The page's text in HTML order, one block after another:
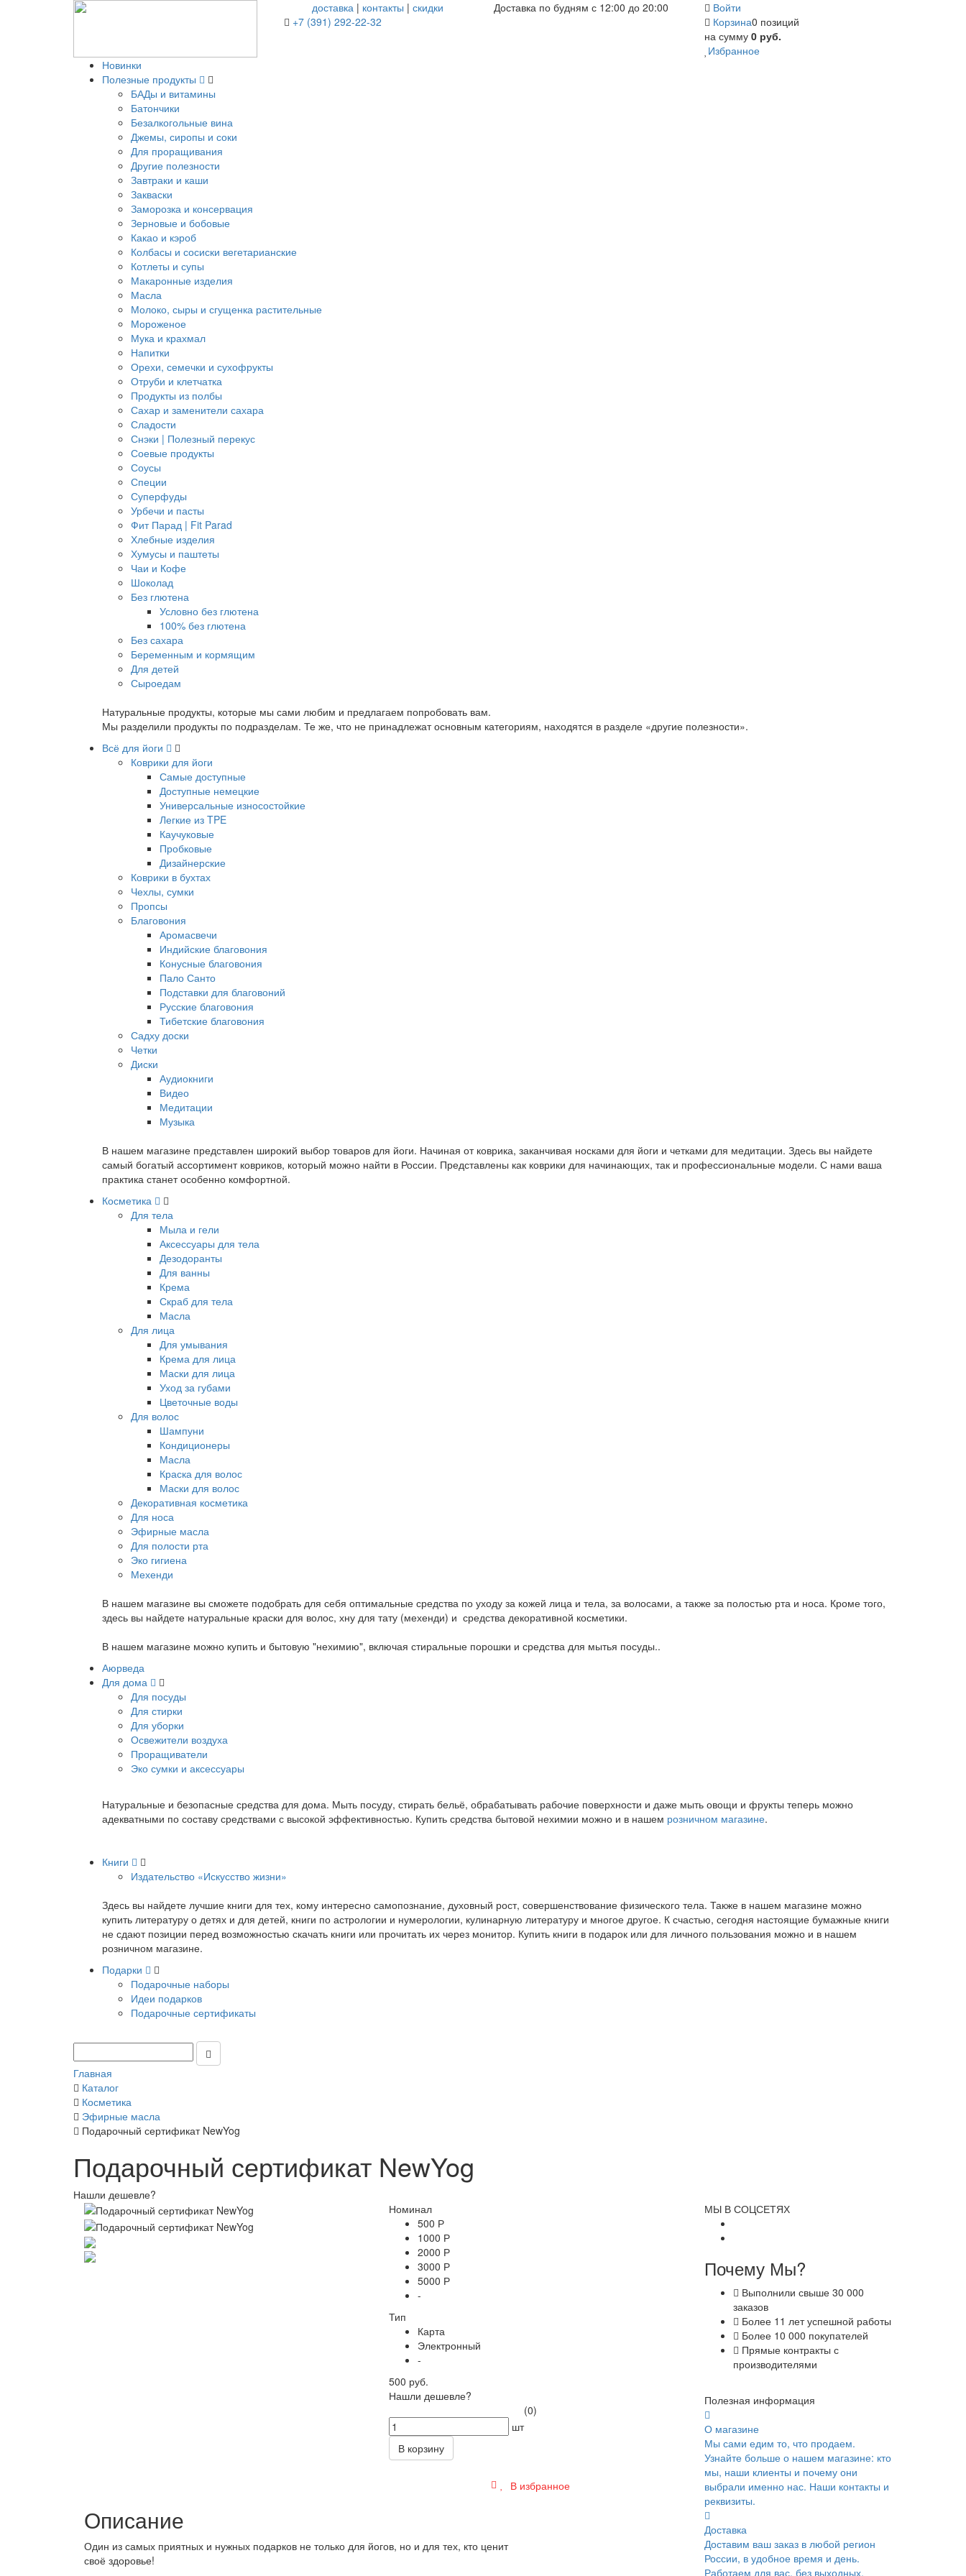
доставка | контакты |скидки
+7 (391) 292-22-32
Доставка по будням с 12:00 до 20:00
Войти
Корзина0 позиций
на сумму 0 руб.
Избранное
Новинки
Полезные продукты
БАДы и витамины
Батончики
Безалкогольные вина
Джемы, сиропы и соки
Для проращивания
Другие полезности
Завтраки и каши
Закваски
Заморозка и консервация
Зерновые и бобовые
Какао и кэроб
Колбасы и сосиски вегетарианские
Котлеты и супы
Макаронные изделия
Масла
Молоко, сыры и сгущенка растительные
Мороженое
Мука и крахмал
Напитки
Орехи, семечки и сухофрукты
Отруби и клетчатка
Продукты из полбы
Сахар и заменители сахара
Сладости
Снэки | Полезный перекус
Соевые продукты
Соусы
Специи
Суперфуды
Урбечи и пасты
Фит Парад | Fit Parad
Хлебные изделия
Хумусы и паштеты
Чаи и Кофе
Шоколад
Без глютена
Условно без глютена
100% без глютена
Без сахара
Беременным и кормящим
Для детей
Сыроедам
Натуральные продукты, которые мы сами любим и предлагаем попробовать вам.
Мы разделили продукты по подразделам. Те же, что не принадлежат основным категориям, находятся в разделе «другие полезности».
Всё для йоги
Коврики для йоги
Самые доступные
Доступные немецкие
Универсальные износостойкие
Легкие из TPE
Каучуковые
Пробковые
Дизайнерские
Коврики в бухтах
Чехлы, сумки
Пропсы
Благовония
Аромасвечи
Индийские благовония
Конусные благовония
Пало Санто
Подставки для благовоний
Русские благовония
Тибетские благовония
Садху доски
Четки
Диски
Аудиокниги
Видео
Медитации
Музыка
В нашем магазине представлен широкий выбор товаров для йоги. Начиная от коврика, заканчивая носками для йоги и четками для медитации. Здесь вы найдете
самый богатый ассортимент ковриков, который можно найти в России. Представлены как коврики для начинающих, так и профессиональные модели. С нами ваша
практика станет особенно комфортной.
Косметика
Для тела
Мыла и гели
Аксессуары для тела
Дезодоранты
Для ванны
Крема
Скраб для тела
Масла
Для лица
Для умывания
Крема для лица
Маски для лица
Уход за губами
Цветочные воды
Для волос
Шампуни
Кондиционеры
Масла
Краска для волос
Маски для волос
Декоративная косметика
Для носа
Эфирные масла
Для полости рта
Эко гигиена
Мехенди
В нашем магазине вы сможете подобрать для себя оптимальные средства по уходу за кожей лица и тела, за волосами, а также за полостью рта и носа. Кроме того,
здесь вы найдете натуральные краски для волос, хну для тату (мехенди) и средства декоративной косметики.
В нашем магазине можно купить и бытовую "нехимию", включая стиральные порошки и средства для мытья посуды..
Аюрведа
Для дома
Для посуды
Для стирки
Для уборки
Освежители воздуха
Проращиватели
Эко сумки и аксессуары
Натуральные и безопасные средства для дома. Мыть посуду, стирать бельё, обрабатывать рабочие поверхности и даже мыть овощи и фрукты теперь можно
адекватными по составу средствами с высокой эффективностью. Купить средства бытовой нехимии можно и в нашем розничном магазине.
Книги
Издательство «Искусство жизни»
Здесь вы найдете лучшие книги для тех, кому интересно самопознание, духовный рост, совершенствование физического тела. Также в нашем магазине можно
купить литературу о детях и для детей, книги по астрологии и нумерологии, кулинарную литературу и многое другое. К счастью, сегодня настоящие бумажные книги
не сдают позиции перед возможностью скачать книги или прочитать их через монитор. Купить книги в подарок или для личного пользования можно и в нашем
розничном магазине.
Подарки
Подарочные наборы
Идеи подарков
Подарочные сертификаты
Главная
Каталог
Косметика
Эфирные масла
Подарочный сертификат NewYog
Подарочный сертификат NewYog
Нашли дешевле?
Номинал
500 Р
1000 Р
2000 Р
3000 Р
5000 Р
-
Тип
Карта
Электронный
-
500 руб.
Нашли дешевле?
(0)
шт
В корзину
В избранное
Описание
Один из самых приятных и нужных подарков не только для йогов, но и для тех, кто ценит
своё здоровье!
МЫ В СОЦСЕТЯХ
Почему Мы?
Выполнили свыше 30 000
заказов
Более 11 лет успешной работы
Более 10 000 покупателей
Прямые контракты с
производителями
Полезная информация
О магазине
Мы сами едим то, что продаем.
Узнайте больше о нашем магазине: кто
мы, наши клиенты и почему они
выбрали именно нас. Наши контакты и
реквизиты.
Доставка
Доставим ваш заказ в любой регион
России, в удобное время и день.
Работаем для вас, без выходных.